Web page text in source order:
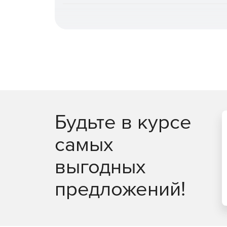
специализированных задач доступны CLI и
Мониторинг, отчетность и интеграция в
генерация отчетов в разных форматах,
данных. Поддержка SMTP‑оповещений,
интеграция с внешними системами
Масштабируемость и отказоустойчивость.
тысяч источников, многопоточность,
Будьте в курсе
самых
выгодных
предложений!